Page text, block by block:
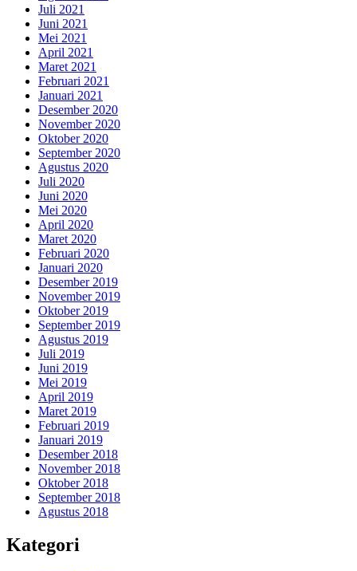
Juli 2021
Juni 2021
Mei 2021
April 2021
Maret 2021
Februari 2021
Januari 2021
Desember 2020
November 2020
Oktober 2020
September 2020
Agustus 2020
Juli 2020
Juni 2020
Mei 2020
April 2020
Maret 2020
Februari 2020
Januari 2020
Desember 2019
November 2019
Oktober 2019
September 2019
Agustus 2019
Juli 2019
Juni 2019
Mei 2019
April 2019
Maret 2019
Februari 2019
Januari 2019
Desember 2018
November 2018
Oktober 2018
September 2018
Agustus 2018
Kategori